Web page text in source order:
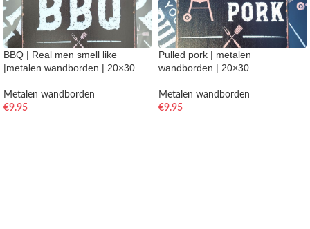
BBQ | Real men smell like
|metalen wandborden | 20×30
Metalen wandborden
€9.95
Pulled pork | metalen
wandborden | 20×30
Metalen wandborden
€9.95